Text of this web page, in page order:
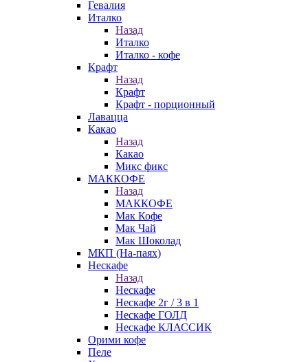
Гевалия
Италко
Назад
Италко
Италко - кофе
Крафт
Назад
Крафт
Крафт - порционный
Лавацца
Какао
Назад
Какао
Микс фикс
МАККОФЕ
Назад
МАККОФЕ
Мак Кофе
Мак Чай
Мак Шоколад
МКП (На-паях)
Нескафе
Назад
Нескафе
Нескафе 2г / 3 в 1
Нескафе ГОЛД
Нескафе КЛАССИК
Орими кофе
Пеле